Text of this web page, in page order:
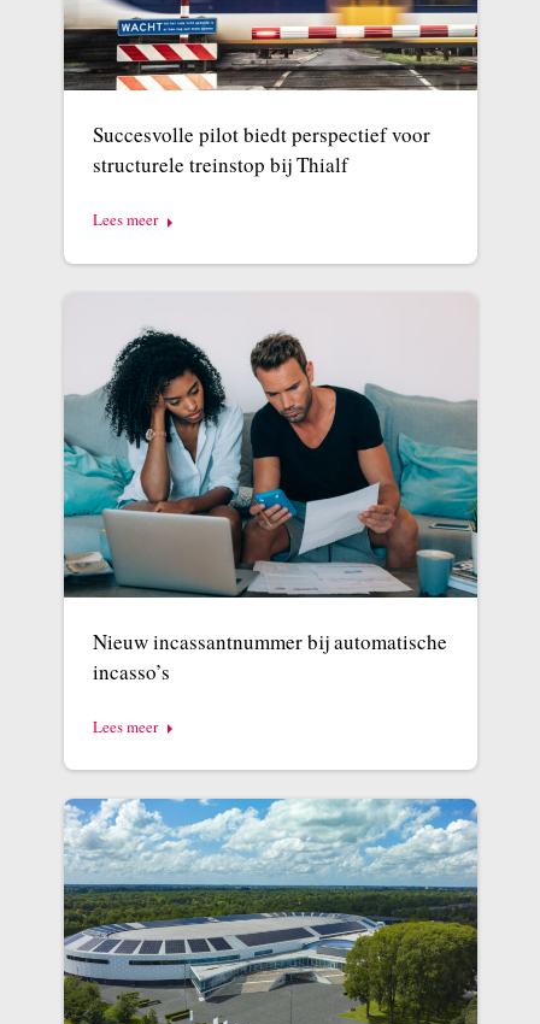
Succesvolle pilot biedt perspectief voor
structurele treinstop bij Thialf
Lees meer
Nieuw incassantnummer bij automatische
incasso’s
Lees meer